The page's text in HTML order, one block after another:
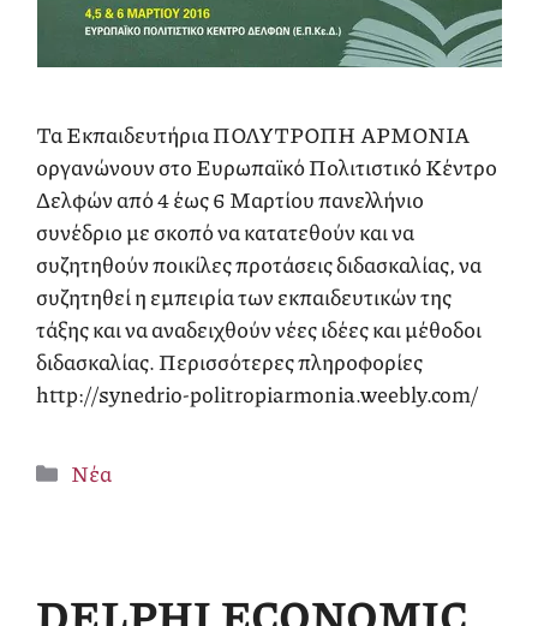
Τα Εκπαιδευτήρια ΠΟΛΥΤΡΟΠΗ ΑΡΜΟΝΙΑ
οργανώνουν στο Ευρωπαϊκό Πολιτιστικό Κέντρο
Δελφών από 4 έως 6 Μαρτίου πανελλήνιο
συνέδριο με σκοπό να κατατεθούν και να
συζητηθούν ποικίλες προτάσεις διδασκαλίας, να
συζητηθεί η εμπειρία των εκπαιδευτικών της
τάξης και να αναδειχθούν νέες ιδέες και μέθοδοι
διδασκαλίας. Περισσότερες πληροφορίες
http://synedrio-politropiarmonia.weebly.com/
Κατηγορίες
Νέα